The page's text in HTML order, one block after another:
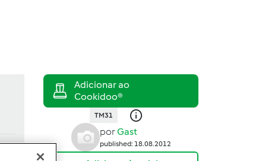
TM31
porGast
published: 18.08.2012